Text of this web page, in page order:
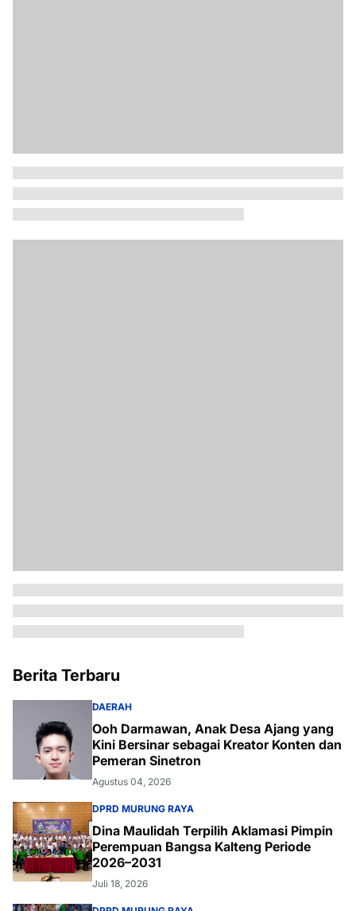
Berita Terbaru
DAERAH
Ooh Darmawan, Anak Desa Ajang yang
Kini Bersinar sebagai Kreator Konten dan
Pemeran Sinetron
Agustus 04, 2026
DPRD MURUNG RAYA
Dina Maulidah Terpilih Aklamasi Pimpin
Perempuan Bangsa Kalteng Periode
2026–2031
Juli 18, 2026